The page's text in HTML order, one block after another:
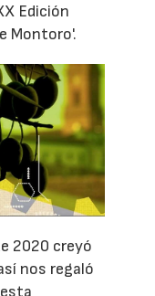
Edición
Montoro'.
2020 creyó
nos regaló